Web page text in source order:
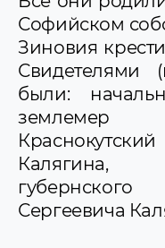
эпидемиолог и
советского
Доктор В.Л.
первого
СССР
Терешков
акушер-
Доктор Ф.Ф.
общественный
благотворитель
Врач-терапевт
Александрович
Профессор
Софийском
Зиновия
Свидетелями
были:
землемер
Калягина,
Сергеевича